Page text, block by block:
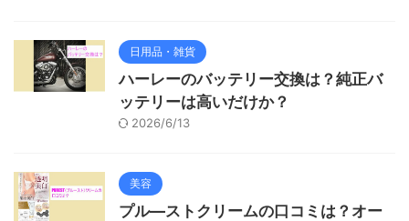
日用品・雑貨
ハーレーのバッテリー交換は？純正バ
ッテリーは高いだけか？
2026/6/13
美容
プル―ストクリームの口コミは？オー